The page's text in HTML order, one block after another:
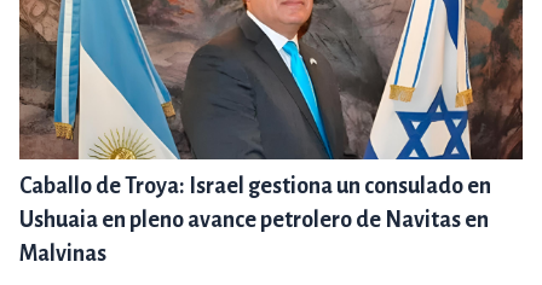
Caballo de Troya: Israel gestiona un consulado en
Ushuaia en pleno avance petrolero de Navitas en
Malvinas